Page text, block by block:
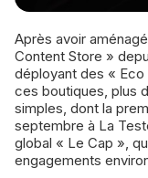
Après avoir aménagé son réseau de 550 boutiques en «
Content Store »
déployant des «
ces boutiques, plus
simples, dont la
septembre à La
global « Le Cap »,
engagements